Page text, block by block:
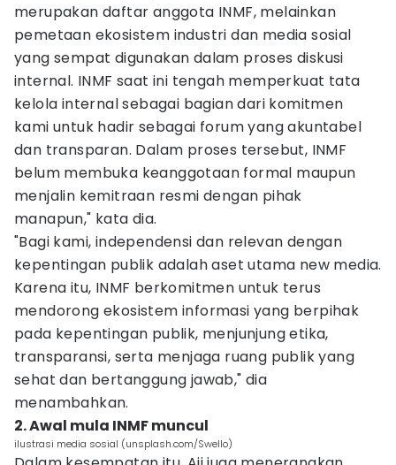
merupakan daftar anggota INMF, melainkan
pemetaan ekosistem industri dan media sosial
yang sempat digunakan dalam proses diskusi
internal. INMF saat ini tengah memperkuat tata
kelola internal sebagai bagian dari komitmen
kami untuk hadir sebagai forum yang akuntabel
dan transparan. Dalam proses tersebut, INMF
belum membuka keanggotaan formal maupun
menjalin kemitraan resmi dengan pihak
manapun," kata dia.
"Bagi kami, independensi dan relevan dengan
kepentingan publik adalah aset utama new media.
Karena itu, INMF berkomitmen untuk terus
mendorong ekosistem informasi yang berpihak
pada kepentingan publik, menjunjung etika,
transparansi, serta menjaga ruang publik yang
sehat dan bertanggung jawab," dia
menambahkan.
2. Awal mula INMF muncul
ilustrasi media sosial (unsplash.com/Swello)